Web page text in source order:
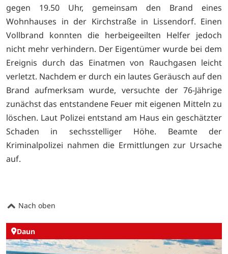
gegen 19.50 Uhr, gemeinsam den Brand eines
Wohnhauses in der Kirchstraße in Lissendorf. Einen
Vollbrand konnten die herbeigeeilten Helfer jedoch
nicht mehr verhindern. Der Eigentümer wurde bei dem
Ereignis durch das Einatmen von Rauchgasen leicht
verletzt. Nachdem er durch ein lautes Geräusch auf den
Brand aufmerksam wurde, versuchte der 76-Jährige
zunächst das entstandene Feuer mit eigenen Mitteln zu
löschen. Laut Polizei entstand am Haus ein geschätzter
Schaden in sechsstelliger Höhe. Beamte der
Kriminalpolizei nahmen die Ermittlungen zur Ursache
auf.
Nach oben
Daun